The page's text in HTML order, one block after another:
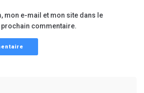
mon e-mail et mon site dans le
commentaire.